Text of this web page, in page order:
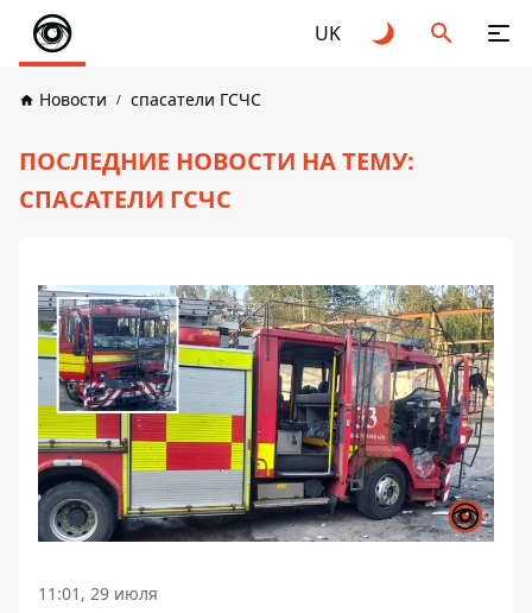
UK
Новости спасатели ГСЧС
ПОСЛЕДНИЕ НОВОСТИ НА ТЕМУ:
СПАСАТЕЛИ ГСЧС
11:01, 29 июля